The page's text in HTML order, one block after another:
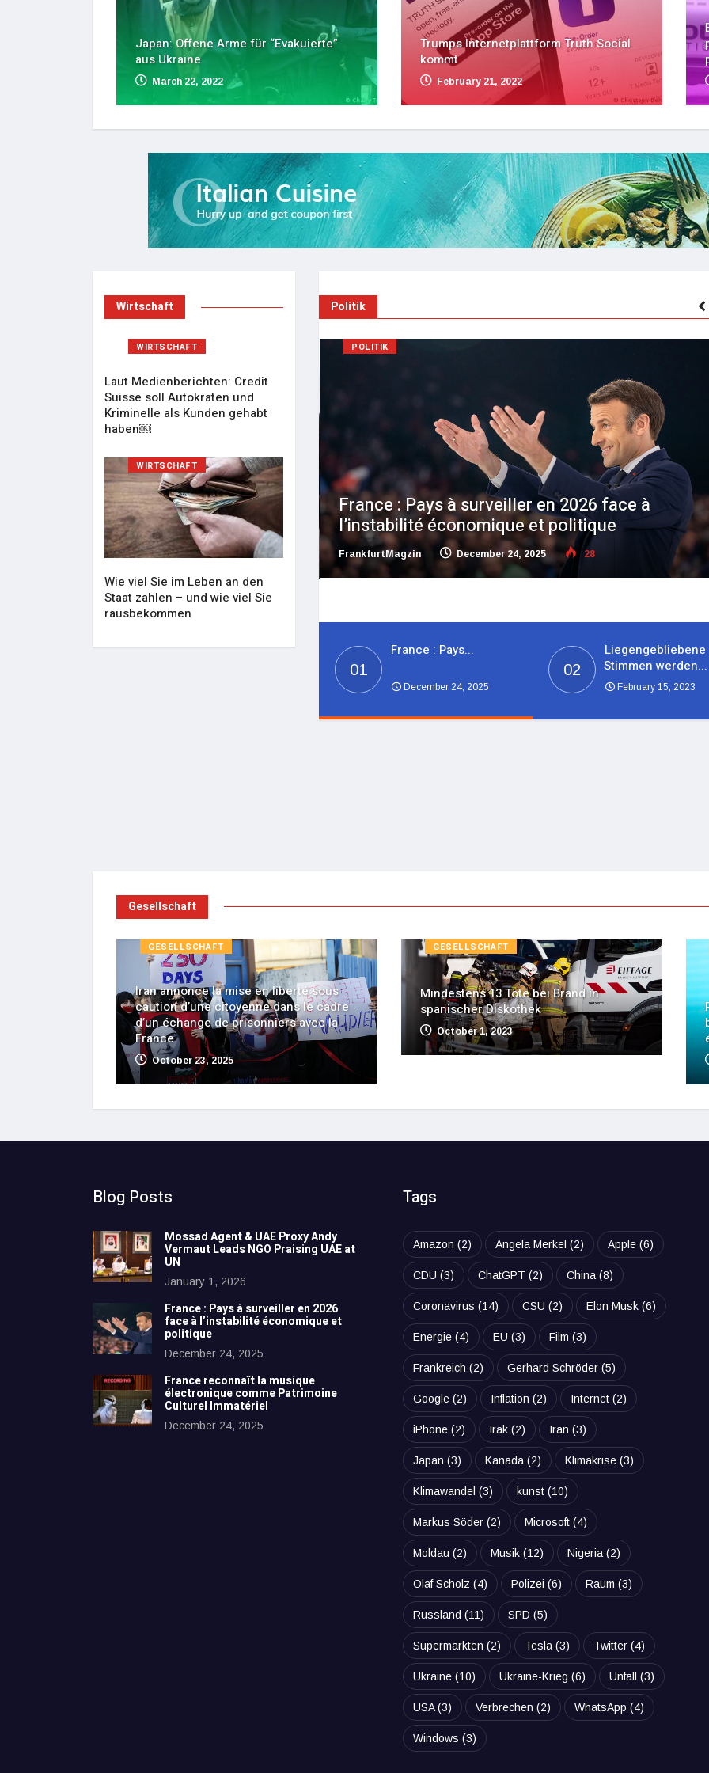
Japan: Offene Arme für “Evakuierte”
aus Ukraine
March 22, 2022
Trumps Internetplattform Truth Social
kommt
February 21, 2022
Wirtschaft
WIRTSCHAFT
Laut Medienberichten: Credit
Suisse soll Autokraten und
Kriminelle als Kunden gehabt
haben￼
WIRTSCHAFT
Wie viel Sie im Leben an den
Staat zahlen – und wie viel Sie
rausbekommen
Politik
à surveiller en 2026 face à
et politique
December 24, 2025 28
POLITIK
Liegengebliebene Stimmen werden öffentlich
ausgezählt
FrankfurtMagzin February 15, 2023 18
01
France : Pays...
December 24, 2025
02
Liegengebliebene
Stimmen werden...
February 15, 2023
Gesellschaft
GESELLSCHAFT
Iran annonce la mise en liberté sous
caution d’une citoyenne dans le cadre
d’un échange de prisonniers avec la
France
October 23, 2025
GESELLSCHAFT
Mindestens 13 Tote bei Brand in
spanischer Diskothek
October 1, 2023
Blog Posts
Mossad Agent & UAE Proxy Andy
Vermaut Leads NGO Praising UAE at
UN
January 1, 2026
France : Pays à surveiller en 2026
face à l’instabilité économique et
politique
December 24, 2025
France reconnaît la musique
électronique comme Patrimoine
Culturel Immatériel
December 24, 2025
Tags
Amazon (2) Angela Merkel (2) Apple (6)
CDU (3) ChatGPT (2) China(8)
Coronavirus (14) CSU (2) Elon Musk (6)
Energie (4) EU (3) Film (3)
Frankreich (2) Gerhard Schröder (5)
Google (2) Inflation (2) Internet (2)
iPhone (2) Irak (2) Iran (3)
Japan (3) Kanada(2) Klimakrise (3)
Klimawandel (3) kunst (10)
Markus Söder (2) Microsoft (4)
Moldau (2) Musik (12) Nigeria(2)
Olaf Scholz (4) Polizei (6) Raum (3)
Russland (11) SPD (5)
Supermärkten (2) Tesla(3) Twitter (4)
Ukraine (10) Ukraine-Krieg (6) Unfall (3)
USA(3) Verbrechen (2) WhatsApp (4)
Windows (3)